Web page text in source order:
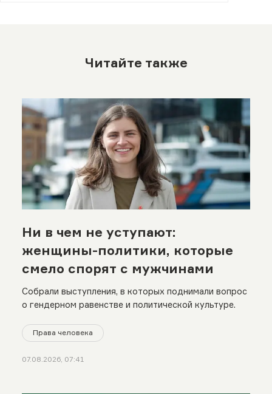
Читайте также
Ни в чем не уступают:
женщины-политики, которые
смело спорят с мужчинами
Собрали выступления, в которых поднимали вопрос
о гендерном равенстве и политической культуре.
Права человека
07.08.2026, 07:41